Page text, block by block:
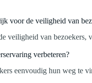
voor de veiligheid van
veiligheid van
verbeteren?
eenvoudig hun weg te